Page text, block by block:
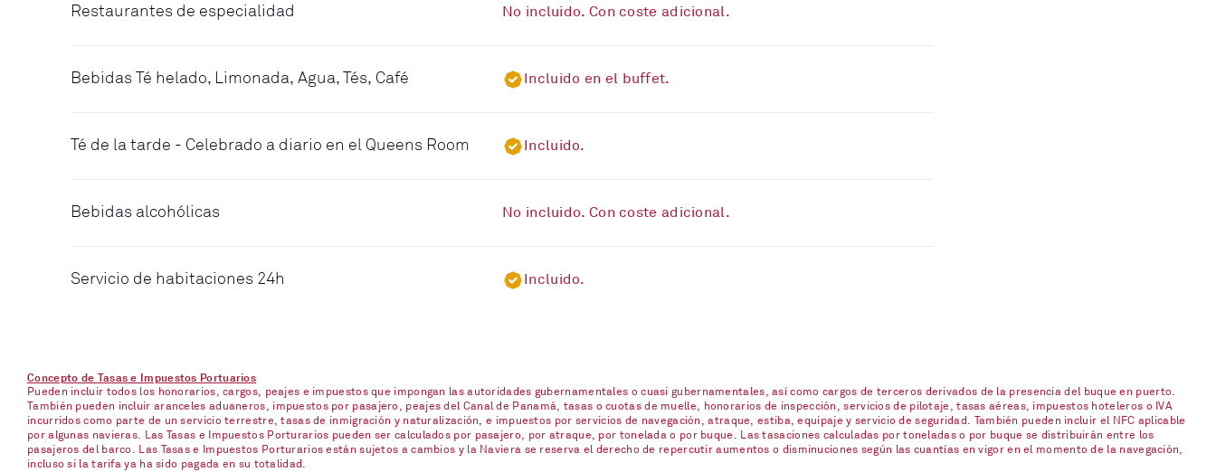
Restaurantes de especialidad No incluido. Con coste adicional.
Bebidas Té helado, Limonada, Agua, Tés, Café Incluido en el buffet.
Té de la tarde - Celebrado a diario en el Queens Room Incluido.
Bebidas alcohólicas No incluido. Con coste adicional.
Servicio de habitaciones 24h Incluido.
Concepto de Tasas e Impuestos Portuarios
Pueden incluir todos los honorarios, cargos, peajes e impuestos que impongan las autoridades gubernamentales o cuasi gubernamentales, así como cargos de terceros derivados de la presencia del buque en puerto.
También pueden incluir aranceles aduaneros, impuestos por pasajero, peajes del Canal de Panamá, tasas o cuotas de muelle, honorarios de inspección, servicios de pilotaje, tasas aéreas, impuestos hoteleros o IVA
incurridos como parte de un servicio terrestre, tasas de inmigración y naturalización, e impuestos por servicios de navegación, atraque, estiba, equipaje y servicio de seguridad. También pueden incluir el NFC aplicable
por algunas navieras. Las Tasas e Impuestos Porturarios pueden ser calculados por pasajero, por atraque, por tonelada o por buque. Las tasaciones calculadas por toneladas o por buque se distribuirán entre los
pasajeros del barco. Las Tasas e Impuestos Porturarios están sujetos a cambios y la Naviera se reserva el derecho de repercutir aumentos o disminuciones según las cuantías en vigor en el momento de la navegación,
incluso si la tarifa ya ha sido pagada en su totalidad.